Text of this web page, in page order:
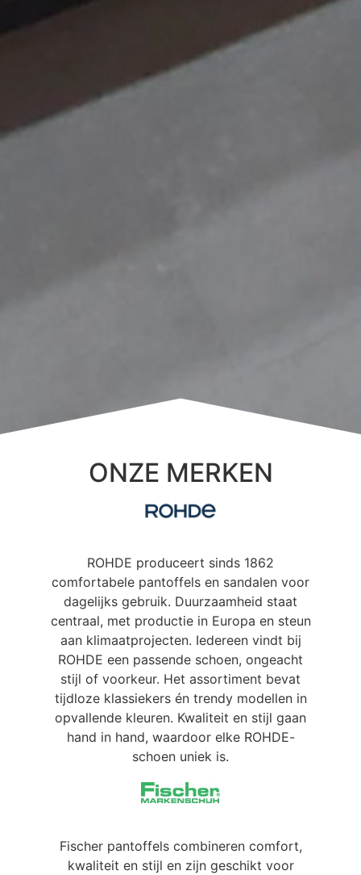
ONZE MERKEN
ROHDE produceert sinds 1862
comfortabele pantoffels en sandalen voor
dagelijks gebruik. Duurzaamheid staat
centraal, met productie in Europa en steun
aan klimaatprojecten. Iedereen vindt bij
ROHDE een passende schoen, ongeacht
stijl of voorkeur. Het assortiment bevat
tijdloze klassiekers én trendy modellen in
opvallende kleuren. Kwaliteit en stijl gaan
hand in hand, waardoor elke ROHDE-
schoen uniek is.
Fischer pantoffels combineren comfort,
kwaliteit en stijl en zijn geschikt voor